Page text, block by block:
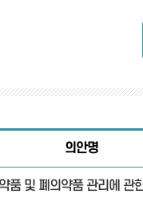
의안명
품 및 폐의약품 관리에 관